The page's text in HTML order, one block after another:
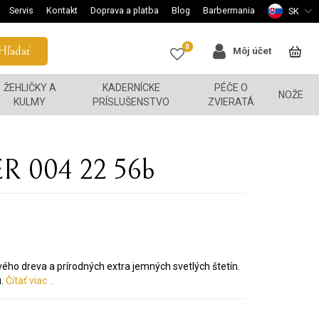
Servis Kontakt Doprava a platba Blog Barbermania SK
0 Môj účet
ŽEHLIČKY A
KULMY
KADERNÍCKE
PRÍSLUŠENSTVO
PÉČE O
ZVIERATÁ
NOŽE
004 22 56b
dreva a prírodných extra jemných svetlých štetín.
Čítať viac ..